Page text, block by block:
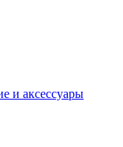
и аксессуары